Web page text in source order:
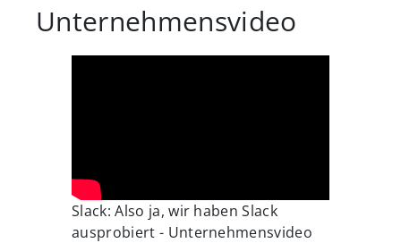
Unternehmensvideo
Slack: Also ja, wir haben Slack
ausprobiert - Unternehmensvideo